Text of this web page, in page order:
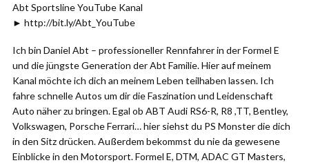
Abt Sportsline YouTube Kanal
► http://bit.ly/Abt_YouTube
Ich bin Daniel Abt – professioneller Rennfahrer in der Formel E
und die jüngste Generation der Abt Familie. Hier auf meinem
Kanal möchte ich dich an meinem Leben teilhaben lassen. Ich
fahre schnelle Autos um dir die Faszination und Leidenschaft
Auto näher zu bringen. Egal ob ABT Audi RS6-R, R8 ,TT, Bentley,
Volkswagen, Porsche Ferrari… hier siehst du PS Monster die dich
in den Sitz drücken. Außerdem bekommst du nie da gewesene
Einblicke in den Motorsport. Formel E, DTM, ADAC GT Masters,